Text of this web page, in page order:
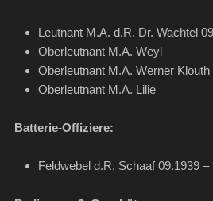
Leutnant M.A. d.R. Dr. Wachtel
Oberleutnant M.A. Weyl
Oberleutnant M.A. Werner Klouth
Oberleutnant M.A. Lilie
Batterie-Offiziere:
Feldwebel d.R. Schaaf 09.1939 –